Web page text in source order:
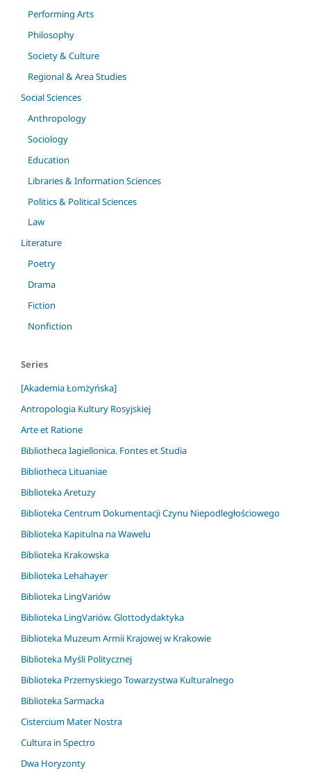
Performing Arts
Philosophy
Society & Culture
Regional & Area Studies
Social Sciences
Anthropology
Sociology
Education
Libraries & Information Sciences
Politics & Political Sciences
Law
Literature
Poetry
Drama
Fiction
Nonfiction
Series
[Akademia Łomżyńska]
Antropologia Kultury Rosyjskiej
Arte et Ratione
Bibliotheca Iagiellonica. Fontes et Studia
Bibliotheca Lituaniae
Biblioteka Aretuzy
Biblioteka Centrum Dokumentacji Czynu Niepodległościowego
Biblioteka Kapitulna na Wawelu
Biblioteka Krakowska
Biblioteka Lehahayer
Biblioteka LingVariów
Biblioteka LingVariów. Glottodydaktyka
Biblioteka Muzeum Armii Krajowej w Krakowie
Biblioteka Myśli Politycznej
Biblioteka Przemyskiego Towarzystwa Kulturalnego
Biblioteka Sarmacka
Cistercium Mater Nostra
Cultura in Spectro
Dwa Horyzonty